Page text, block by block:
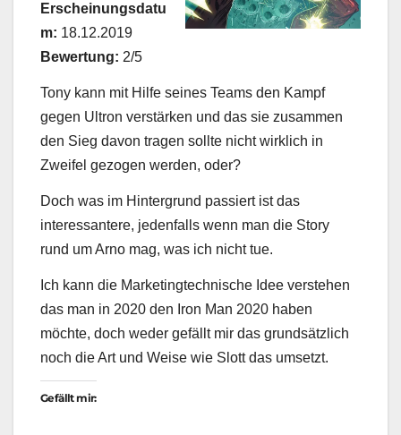
Erscheinungsdatu
m: 18.12.2019
Bewertung: 2/5
Tony kann mit Hilfe seines Teams den Kampf
gegen Ultron verstärken und das sie zusammen
den Sieg davon tragen sollte nicht wirklich in
Zweifel gezogen werden, oder?
Doch was im Hintergrund passiert ist das
interessantere, jedenfalls wenn man die Story
rund um Arno mag, was ich nicht tue.
Ich kann die Marketingtechnische Idee verstehen
das man in 2020 den Iron Man 2020 haben
möchte, doch weder gefällt mir das grundsätzlich
noch die Art und Weise wie Slott das umsetzt.
Gefällt mir: